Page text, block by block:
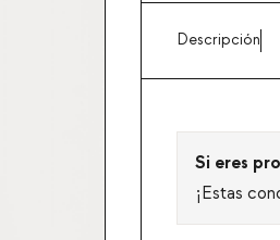
Descripción
Si eres
¡Estas